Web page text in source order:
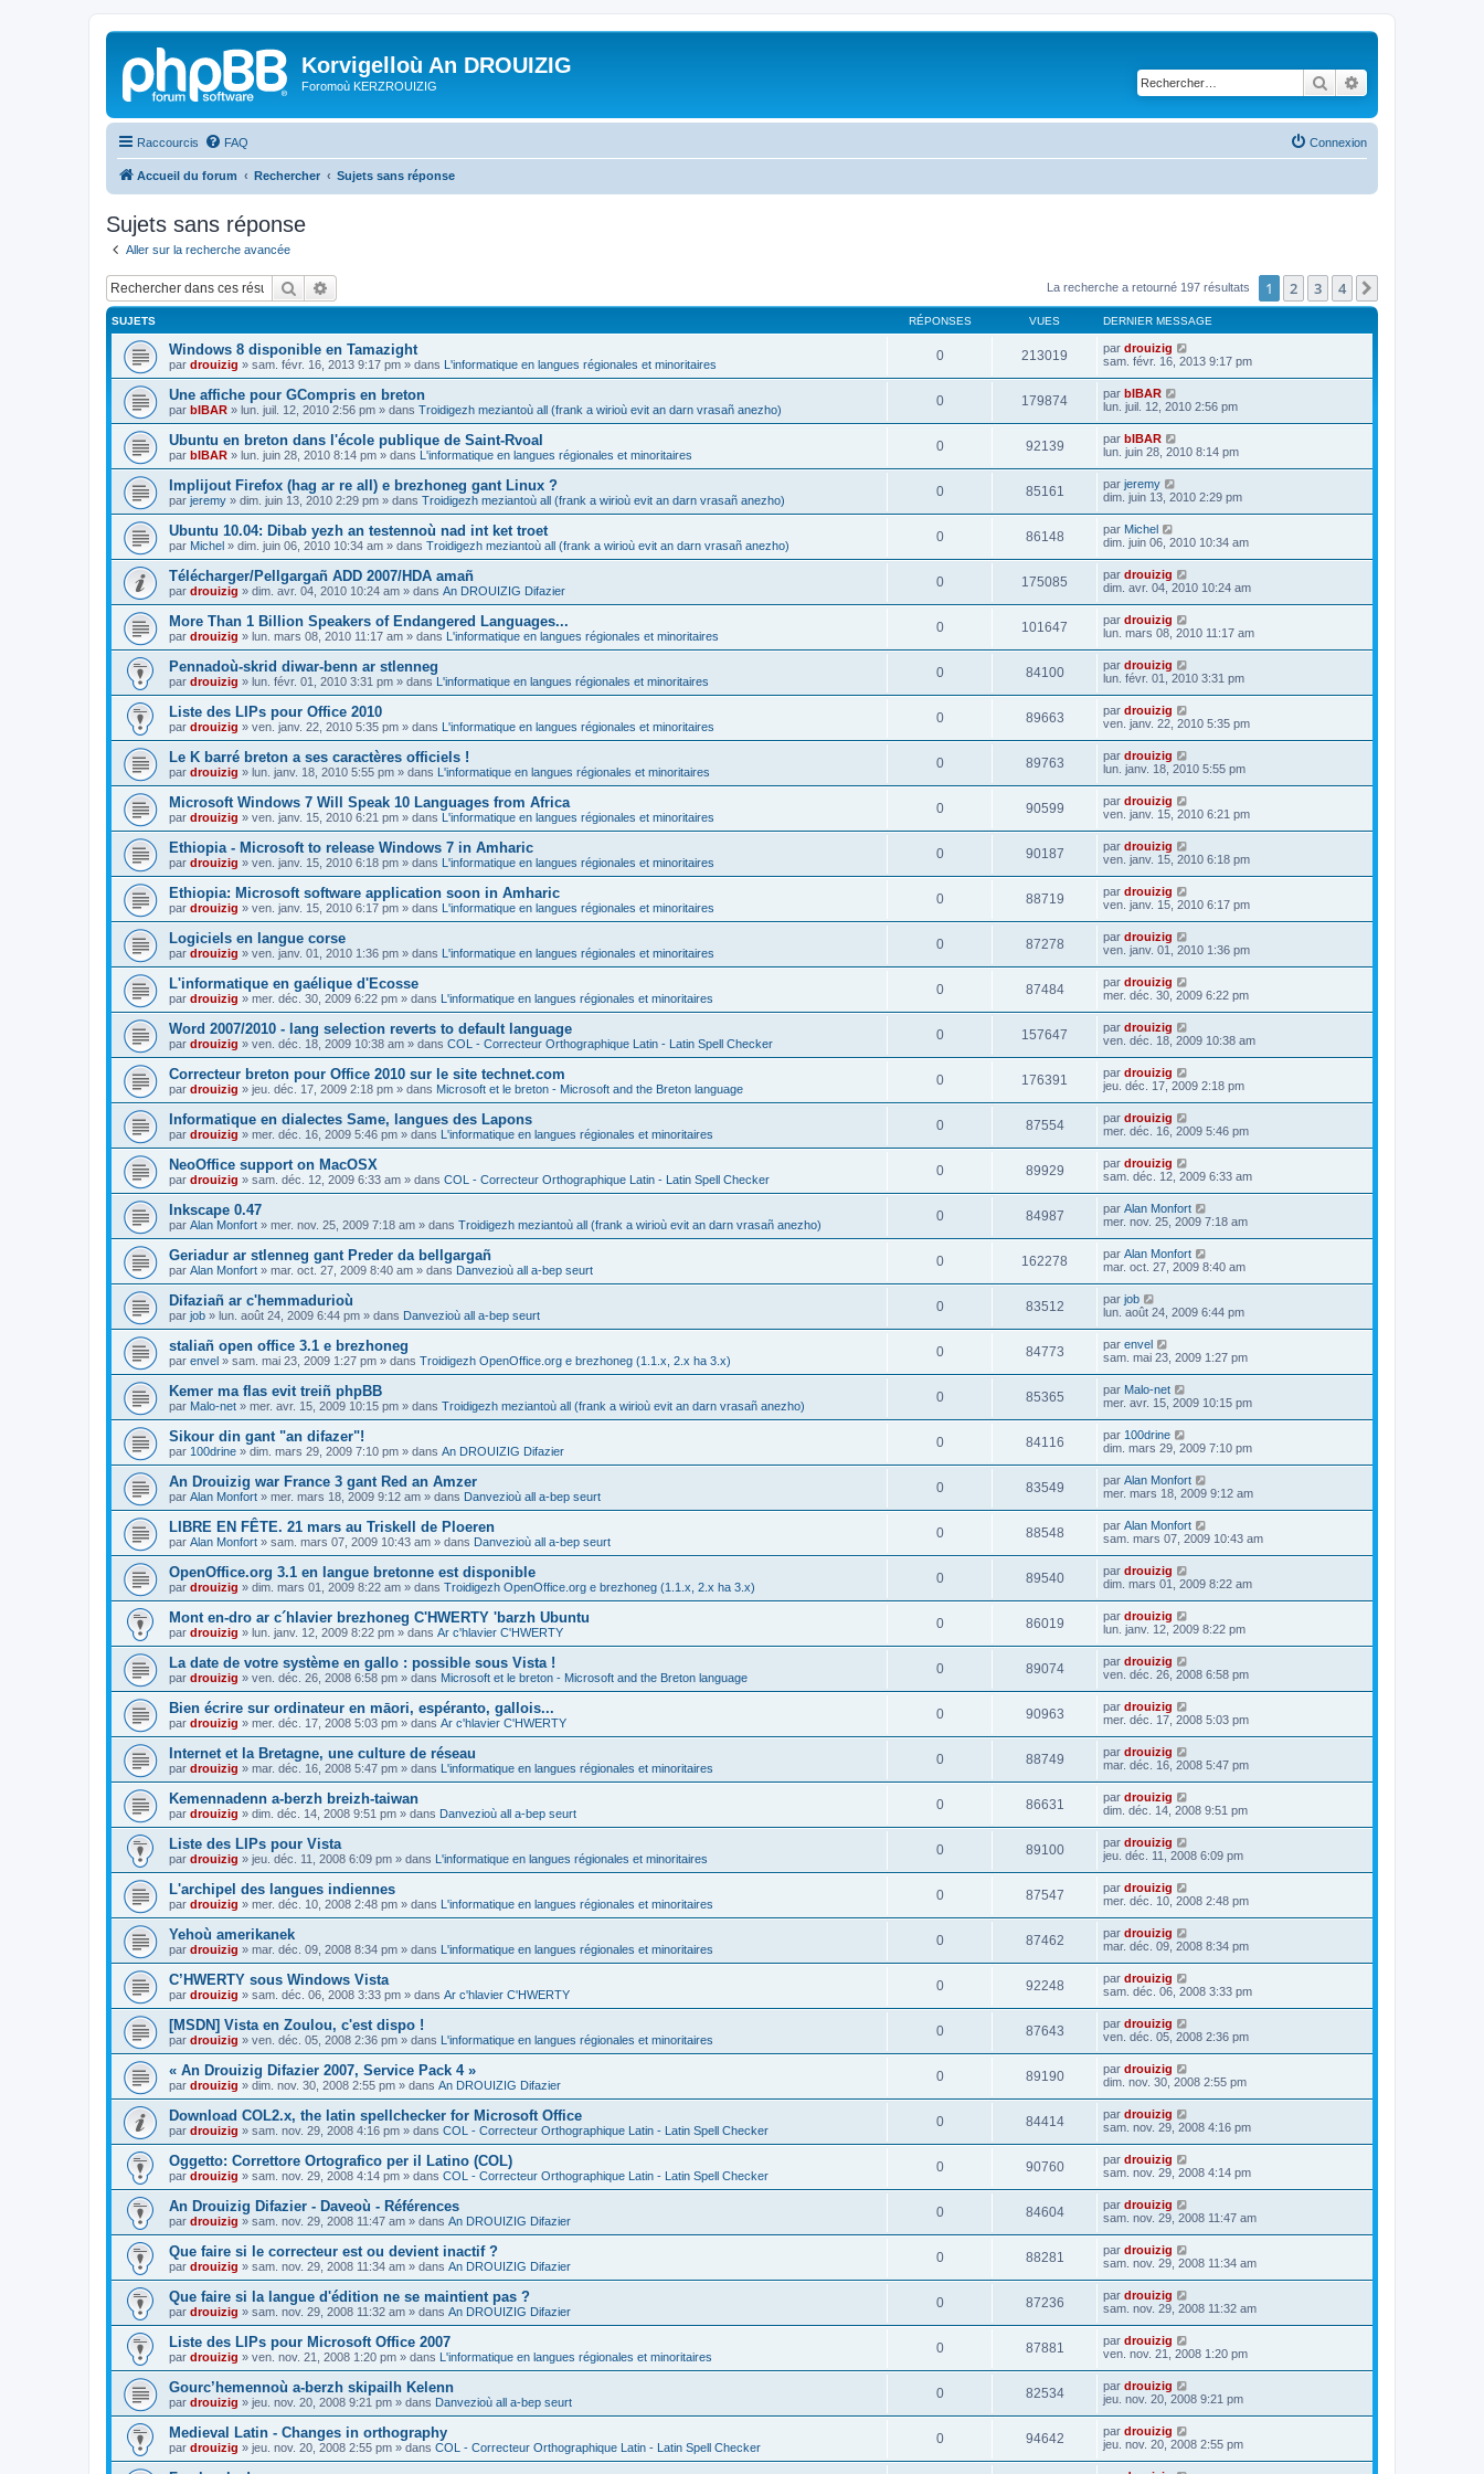
Korvigelloù An DROUIZIG
Foromoù KERZROUIZIG Rechercher
Raccourcis FAQ Connexion
Accueil du forum Rechercher Sujets sans réponse
Sujets sans réponse
Aller sur la recherche avancée
Rechercher La recherche a retourné 197 résultats 1 2 3 4
SUJETS RÉPONSES VUES DERNIER MESSAGE
Windows 8 disponible en Tamazight
par drouizig » sam. févr. 16, 2013 9:17 pm » dans L'informatique en langues régionales et minoritaires
0 213019 par drouizig
sam. févr. 16, 2013 9:17 pm
Une affiche pour GCompris en breton
par bIBAR » lun. juil. 12, 2010 2:56 pm » dans Troidigezh meziantoù all (frank a wirioù evit an darn vrasañ anezho)
0 179874 par bIBAR
lun. juil. 12, 2010 2:56 pm
Ubuntu en breton dans l'école publique de Saint-Rvoal
par bIBAR » lun. juin 28, 2010 8:14 pm » dans L'informatique en langues régionales et minoritaires
0 92139 par bIBAR
lun. juin 28, 2010 8:14 pm
Implijout Firefox (hag ar re all) e brezhoneg gant Linux ?
par jeremy » dim. juin 13, 2010 2:29 pm » dans Troidigezh meziantoù all (frank a wirioù evit an darn vrasañ anezho)
0 85161 par jeremy
dim. juin 13, 2010 2:29 pm
Ubuntu 10.04: Dibab yezh an testennoù nad int ket troet
par Michel » dim. juin 06, 2010 10:34 am » dans Troidigezh meziantoù all (frank a wirioù evit an darn vrasañ anezho)
0 86148 par Michel
dim. juin 06, 2010 10:34 am
Télécharger/Pellgargañ ADD 2007/HDA amañ
par drouizig » dim. avr. 04, 2010 10:24 am » dans An DROUIZIG Difazier
0 175085 par drouizig
dim. avr. 04, 2010 10:24 am
More Than 1 Billion Speakers of Endangered Languages...
par drouizig » lun. mars 08, 2010 11:17 am » dans L'informatique en langues régionales et minoritaires
0 101647 par drouizig
lun. mars 08, 2010 11:17 am
Pennadoù-skrid diwar-benn ar stlenneg
par drouizig » lun. févr. 01, 2010 3:31 pm » dans L'informatique en langues régionales et minoritaires
0 84100 par drouizig
lun. févr. 01, 2010 3:31 pm
Liste des LIPs pour Office 2010
par drouizig » ven. janv. 22, 2010 5:35 pm » dans L'informatique en langues régionales et minoritaires
0 89663 par drouizig
ven. janv. 22, 2010 5:35 pm
Le K barré breton a ses caractères officiels !
par drouizig » lun. janv. 18, 2010 5:55 pm » dans L'informatique en langues régionales et minoritaires
0 89763 par drouizig
lun. janv. 18, 2010 5:55 pm
Microsoft Windows 7 Will Speak 10 Languages from Africa
par drouizig » ven. janv. 15, 2010 6:21 pm » dans L'informatique en langues régionales et minoritaires
0 90599 par drouizig
ven. janv. 15, 2010 6:21 pm
Ethiopia - Microsoft to release Windows 7 in Amharic
par drouizig » ven. janv. 15, 2010 6:18 pm » dans L'informatique en langues régionales et minoritaires
0 90187 par drouizig
ven. janv. 15, 2010 6:18 pm
Ethiopia: Microsoft software application soon in Amharic
par drouizig » ven. janv. 15, 2010 6:17 pm » dans L'informatique en langues régionales et minoritaires
0 88719 par drouizig
ven. janv. 15, 2010 6:17 pm
Logiciels en langue corse
par drouizig » ven. janv. 01, 2010 1:36 pm » dans L'informatique en langues régionales et minoritaires
0 87278 par drouizig
ven. janv. 01, 2010 1:36 pm
L'informatique en gaélique d'Ecosse
par drouizig » mer. déc. 30, 2009 6:22 pm » dans L'informatique en langues régionales et minoritaires
0 87484 par drouizig
mer. déc. 30, 2009 6:22 pm
Word 2007/2010 - lang selection reverts to default language
par drouizig » ven. déc. 18, 2009 10:38 am » dans COL - Correcteur Orthographique Latin - Latin Spell Checker
0 157647 par drouizig
ven. déc. 18, 2009 10:38 am
Correcteur breton pour Office 2010 sur le site technet.com
par drouizig » jeu. déc. 17, 2009 2:18 pm » dans Microsoft et le breton - Microsoft and the Breton language
0 176391 par drouizig
jeu. déc. 17, 2009 2:18 pm
Informatique en dialectes Same, langues des Lapons
par drouizig » mer. déc. 16, 2009 5:46 pm » dans L'informatique en langues régionales et minoritaires
0 87554 par drouizig
mer. déc. 16, 2009 5:46 pm
NeoOffice support on MacOSX
par drouizig » sam. déc. 12, 2009 6:33 am » dans COL - Correcteur Orthographique Latin - Latin Spell Checker
0 89929 par drouizig
sam. déc. 12, 2009 6:33 am
Inkscape 0.47
par Alan Monfort » mer. nov. 25, 2009 7:18 am » dans Troidigezh meziantoù all (frank a wirioù evit an darn vrasañ anezho)
0 84987 par Alan Monfort
mer. nov. 25, 2009 7:18 am
Geriadur ar stlenneg gant Preder da bellgargañ
par Alan Monfort » mar. oct. 27, 2009 8:40 am » dans Danvezioù all a-bep seurt
0 162278 par Alan Monfort
mar. oct. 27, 2009 8:40 am
Difaziañ ar c'hemmadurioù
par job » lun. août 24, 2009 6:44 pm » dans Danvezioù all a-bep seurt
0 83512 par job
lun. août 24, 2009 6:44 pm
staliañ open office 3.1 e brezhoneg
par envel » sam. mai 23, 2009 1:27 pm » dans Troidigezh OpenOffice.org e brezhoneg (1.1.x, 2.x ha 3.x)
0 84773 par envel
sam. mai 23, 2009 1:27 pm
Kemer ma flas evit treiñ phpBB
par Malo-net » mer. avr. 15, 2009 10:15 pm » dans Troidigezh meziantoù all (frank a wirioù evit an darn vrasañ anezho)
0 85365 par Malo-net
mer. avr. 15, 2009 10:15 pm
Sikour din gant "an difazer"!
par 100drine » dim. mars 29, 2009 7:10 pm » dans An DROUIZIG Difazier
0 84116 par 100drine
dim. mars 29, 2009 7:10 pm
An Drouizig war France 3 gant Red an Amzer
par Alan Monfort » mer. mars 18, 2009 9:12 am » dans Danvezioù all a-bep seurt
0 83549 par Alan Monfort
mer. mars 18, 2009 9:12 am
LIBRE EN FÊTE. 21 mars au Triskell de Ploeren
par Alan Monfort » sam. mars 07, 2009 10:43 am » dans Danvezioù all a-bep seurt
0 88548 par Alan Monfort
sam. mars 07, 2009 10:43 am
OpenOffice.org 3.1 en langue bretonne est disponible
par drouizig » dim. mars 01, 2009 8:22 am » dans Troidigezh OpenOffice.org e brezhoneg (1.1.x, 2.x ha 3.x)
0 89540 par drouizig
dim. mars 01, 2009 8:22 am
Mont en-dro ar c´hlavier brezhoneg C'HWERTY 'barzh Ubuntu
par drouizig » lun. janv. 12, 2009 8:22 pm » dans Ar c'hlavier C'HWERTY
0 86019 par drouizig
lun. janv. 12, 2009 8:22 pm
La date de votre système en gallo : possible sous Vista !
par drouizig » ven. déc. 26, 2008 6:58 pm » dans Microsoft et le breton - Microsoft and the Breton language
0 89074 par drouizig
ven. déc. 26, 2008 6:58 pm
Bien écrire sur ordinateur en māori, espéranto, gallois...
par drouizig » mer. déc. 17, 2008 5:03 pm » dans Ar c'hlavier C'HWERTY
0 90963 par drouizig
mer. déc. 17, 2008 5:03 pm
Internet et la Bretagne, une culture de réseau
par drouizig » mar. déc. 16, 2008 5:47 pm » dans L'informatique en langues régionales et minoritaires
0 88749 par drouizig
mar. déc. 16, 2008 5:47 pm
Kemennadenn a-berzh breizh-taiwan
par drouizig » dim. déc. 14, 2008 9:51 pm » dans Danvezioù all a-bep seurt
0 86631 par drouizig
dim. déc. 14, 2008 9:51 pm
Liste des LIPs pour Vista
par drouizig » jeu. déc. 11, 2008 6:09 pm » dans L'informatique en langues régionales et minoritaires
0 89100 par drouizig
jeu. déc. 11, 2008 6:09 pm
L'archipel des langues indiennes
par drouizig » mer. déc. 10, 2008 2:48 pm » dans L'informatique en langues régionales et minoritaires
0 87547 par drouizig
mer. déc. 10, 2008 2:48 pm
Yehoù amerikanek
par drouizig » mar. déc. 09, 2008 8:34 pm » dans L'informatique en langues régionales et minoritaires
0 87462 par drouizig
mar. déc. 09, 2008 8:34 pm
C’HWERTY sous Windows Vista
par drouizig » sam. déc. 06, 2008 3:33 pm » dans Ar c'hlavier C'HWERTY
0 92248 par drouizig
sam. déc. 06, 2008 3:33 pm
[MSDN] Vista en Zoulou, c'est dispo !
par drouizig » ven. déc. 05, 2008 2:36 pm » dans L'informatique en langues régionales et minoritaires
0 87643 par drouizig
ven. déc. 05, 2008 2:36 pm
« An Drouizig Difazier 2007, Service Pack 4 »
par drouizig » dim. nov. 30, 2008 2:55 pm » dans An DROUIZIG Difazier
0 89190 par drouizig
dim. nov. 30, 2008 2:55 pm
Download COL2.x, the latin spellchecker for Microsoft Office
par drouizig » sam. nov. 29, 2008 4:16 pm » dans COL - Correcteur Orthographique Latin - Latin Spell Checker
0 84414 par drouizig
sam. nov. 29, 2008 4:16 pm
Oggetto: Correttore Ortografico per il Latino (COL)
par drouizig » sam. nov. 29, 2008 4:14 pm » dans COL - Correcteur Orthographique Latin - Latin Spell Checker
0 90760 par drouizig
sam. nov. 29, 2008 4:14 pm
An Drouizig Difazier - Daveoù - Références
par drouizig » sam. nov. 29, 2008 11:47 am » dans An DROUIZIG Difazier
0 84604 par drouizig
sam. nov. 29, 2008 11:47 am
Que faire si le correcteur est ou devient inactif ?
par drouizig » sam. nov. 29, 2008 11:34 am » dans An DROUIZIG Difazier
0 88281 par drouizig
sam. nov. 29, 2008 11:34 am
Que faire si la langue d'édition ne se maintient pas ?
par drouizig » sam. nov. 29, 2008 11:32 am » dans An DROUIZIG Difazier
0 87236 par drouizig
sam. nov. 29, 2008 11:32 am
Liste des LIPs pour Microsoft Office 2007
par drouizig » ven. nov. 21, 2008 1:20 pm » dans L'informatique en langues régionales et minoritaires
0 87881 par drouizig
ven. nov. 21, 2008 1:20 pm
Gourc’hemennoù a-berzh skipailh Kelenn
par drouizig » jeu. nov. 20, 2008 9:21 pm » dans Danvezioù all a-bep seurt
0 82534 par drouizig
jeu. nov. 20, 2008 9:21 pm
Medieval Latin - Changes in orthography
par drouizig » jeu. nov. 20, 2008 2:55 pm » dans COL - Correcteur Orthographique Latin - Latin Spell Checker
0 94642 par drouizig
jeu. nov. 20, 2008 2:55 pm